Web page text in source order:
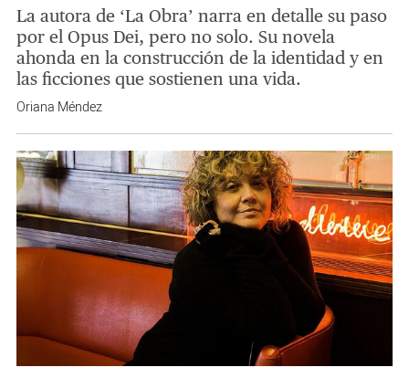
La autora de ‘La Obra’ narra en detalle su paso
por el Opus Dei, pero no solo. Su novela
ahonda en la construcción de la identidad y en
las ficciones que sostienen una vida.
Oriana Méndez